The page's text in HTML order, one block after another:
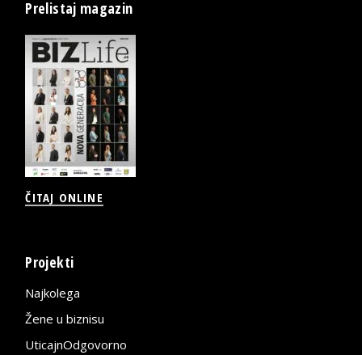
Prelistaj magazin
ČITAJ ONLINE
Projekti
Najkolega
Žene u biznisu
UticajnOdgovorno